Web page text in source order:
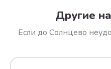
Другие
Если до Солнцево